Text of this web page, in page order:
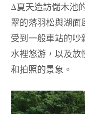
Δ夏天造訪儲木池
翠的落羽松與湖
受到一般車站的吵
水裡悠游 ，以及
和拍照的景象 。